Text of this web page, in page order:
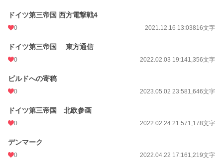
ドイツ第三帝国 西方電撃戦4
0 2021.12.16 13:03816文字
ドイツ第三帝国 東方通信
0 2022.02.03 19:141,356文字
ビルドへの寄稿
0 2023.05.02 23:581,646文字
ドイツ第三帝国 北欧参画
0 2022.02.24 21:571,178文字
デンマーク
0 2022.04.22 17:161,219文字